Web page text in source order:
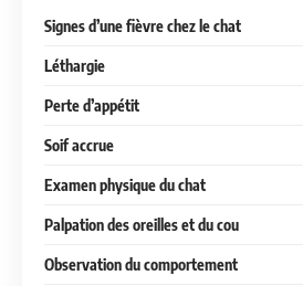
Signes d’une fièvre chez le chat
Léthargie
Perte d’appétit
Soif accrue
Examen physique du chat
Palpation des oreilles et du cou
Observation du comportement